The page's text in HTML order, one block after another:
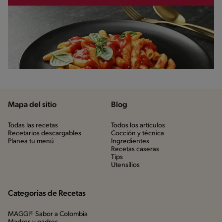
Mapa del sitio
Todas las recetas
Recetarios descargables
Planea tu menú
Blog
Todos los artículos
Cocción y técnica
Ingredientes
Recetas caseras
Tips
Utensílios
Categorias de Recetas
MAGGI® Sabor a Colombia